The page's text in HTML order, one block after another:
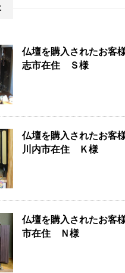
仏壇を購入されたお客
志市在住 Ｓ様
仏壇を購入されたお客
川内市在住 Ｋ様
仏壇を購入されたお客
市在住 Ｎ様